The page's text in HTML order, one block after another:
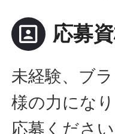
portrait 応募
未経験、ブ
様の力にな
応募くださ